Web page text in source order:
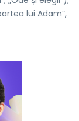
lui Adam”,